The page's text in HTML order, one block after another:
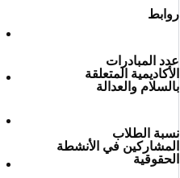
روابط
عدد المبادرات
الأكاديمية المتعلقة
بالسلام والعدالة
نسبة الطلاب
المشاركين في الأنشطة
الحقوقية